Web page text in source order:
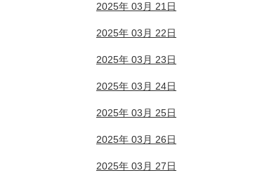
2025年 03月 21日
2025年 03月 22日
2025年 03月 23日
2025年 03月 24日
2025年 03月 25日
2025年 03月 26日
2025年 03月 27日